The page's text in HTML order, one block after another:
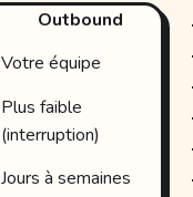
Outbound
Votre équipe
Plus faible
(interruption)
Jours à semaines